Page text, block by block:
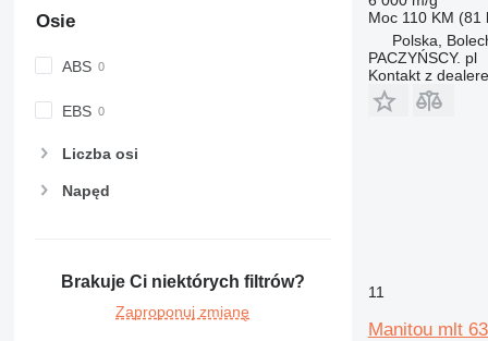
Osie
ABS
EBS
Liczba osi
Napęd
Brakuje Ci niektórych filtrów?
Zaproponuj zmianę
Moc 110 KM (81
Polska,
PACZYŃSCY. pl
Kontakt z
11
Manitou mlt